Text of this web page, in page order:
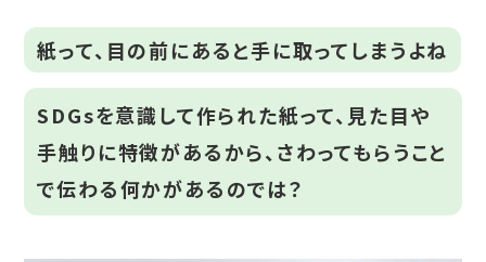
紙って、目の前にあると手に取ってしまうよね
SDGsを意識して作られた紙って、見た目や
手触りに特徴があるから、さわってもらうこと
で伝わる何かがあるのでは？